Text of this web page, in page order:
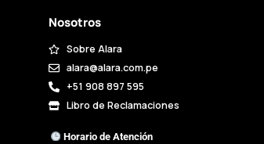
Nosotros
Sobre Alara
alara@alara.com.pe
+51 908 897 595
Libro de Reclamaciones
Horario de Atención